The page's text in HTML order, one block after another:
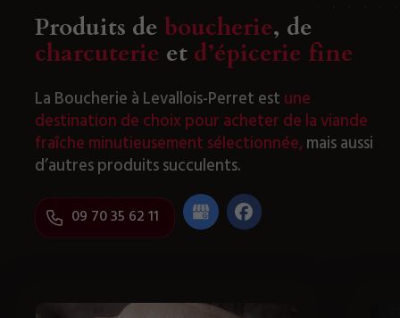
Produits de boucherie, de
charcuterie et d’épicerie fine
La Boucherie à Levallois-Perret est une
destination de choix pour acheter de la viande
fraîche minutieusement sélectionnée,mais aussi
d’autres produits succulents.
09 70 35 62 11